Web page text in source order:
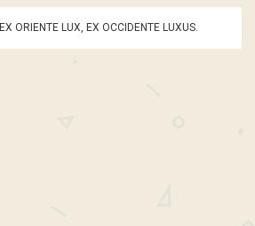
EX ORIENTE LUX, EX OCCIDENTE LUXUS.